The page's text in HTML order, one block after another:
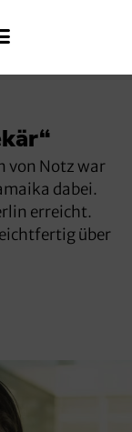
von Notz war
dabei.
erreicht.
über